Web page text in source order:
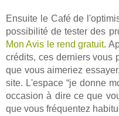
Ensuite le Café de
possibilité de tester des
Mon Avis le rend gratuit.
crédits, ces derniers vous
que vous aimeriez
site. L'espace “je donne
occasion à dire ce que
que vous fréquentez